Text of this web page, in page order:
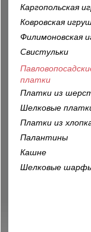
Каргопольская
Ковровская
Филимоновская
Свистульки
платки
Платки из
Шелковые
Платки из
Палантины
Кашне
Шелковые